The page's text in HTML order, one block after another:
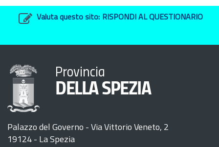
Valuta questo sito: RISPONDI AL QUESTIONARIO
Provincia
DELLA SPEZIA
Palazzo del Governo - Via Vittorio Veneto, 2
19124 - La Spezia